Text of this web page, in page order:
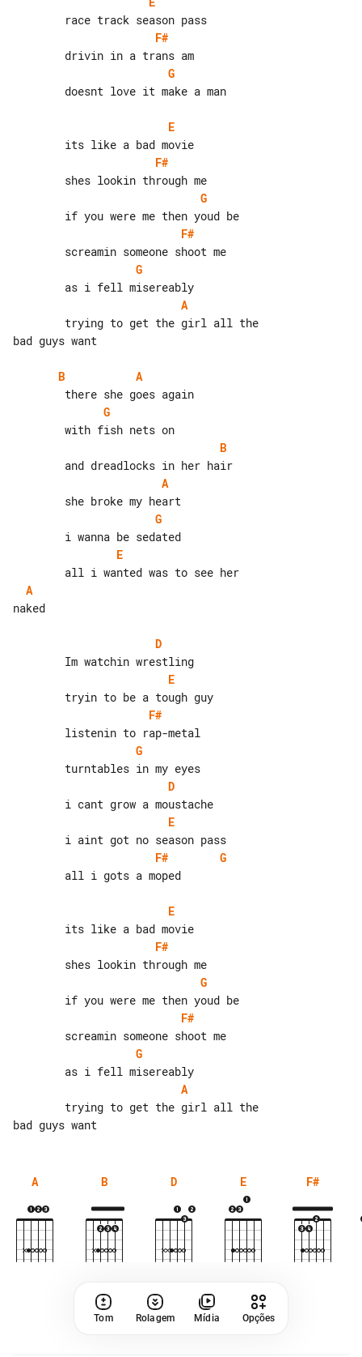
F#
G
E
F#
G
F#
G
A
bad guys want
B
A
G
B
A
G
E
A
naked
D
E
F#
G
D
E
F#
G
E
F#
G
F#
G
A
A B D E F#
Tom Rolagem Mídia Opções